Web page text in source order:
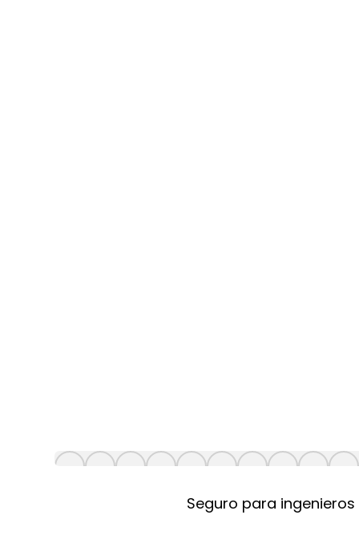
Seguro para